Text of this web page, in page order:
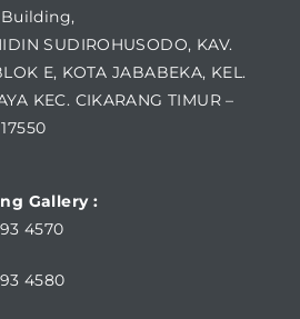
SUDIROHUSODO, KAV.
E, KOTA JABABEKA, KEL.
KEC. CIKARANG TIMUR –
Gallery :
4570
4580